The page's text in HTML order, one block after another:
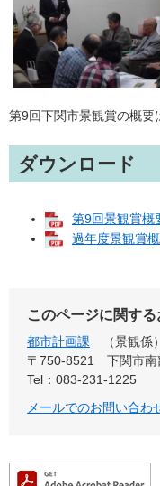
第9回下関市景観賞の概要
ダウンロード
第9回景観賞概
過年度景観賞
このページに関す
都市計画課
景観係
〒750-8521
下関市
Tel：083-231-1225
メールでのお問い合わ